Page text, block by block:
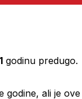
godinu predugo.
godine, ali je